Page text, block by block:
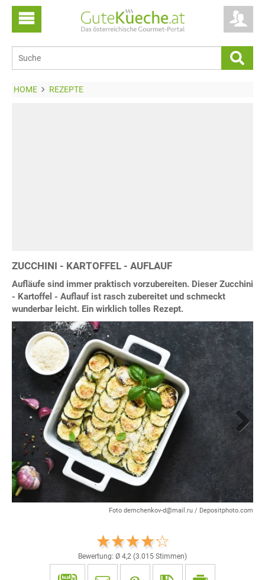
HOME REZEPTE
ZUCCHINI - KARTOFFEL - AUFLAUF
Aufläufe sind immer praktisch vorzubereiten. Dieser Zucchini
- Kartoffel - Auflauf ist rasch zubereitet und schmeckt
wunderbar leicht. Ein wirklich tolles Rezept.
Foto demchenkov-d@mail.ru / Depositphoto.com
Next
Bewertung: Ø 4,2 (3.015 Stimmen)